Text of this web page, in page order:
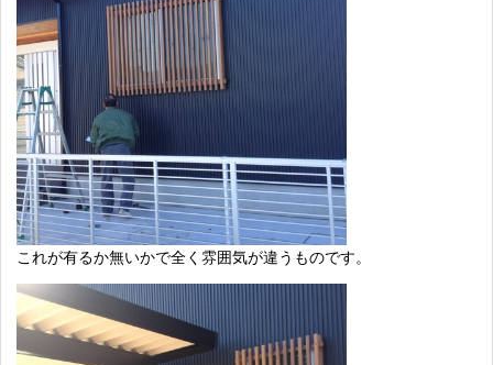
これが有るか無いかで全く雰囲気が違うものです。